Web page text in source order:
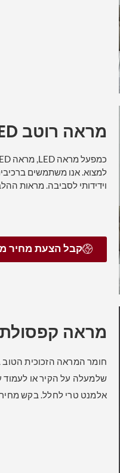
מראה רוטב LED עגול ראש יחיד
וידידותי לסביבה. מראות
קבל הצעת מחיר
מראה קפסולת LED
שלמעלה על הקיר או לעמוד
אלמנט טרי לחלל. בקש מחיר